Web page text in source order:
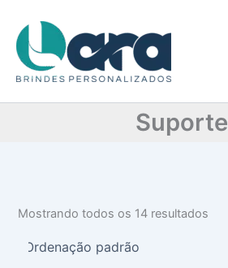
para
conteúdo
Suporte
t
e
r
Mostrando todos os 14 resultados